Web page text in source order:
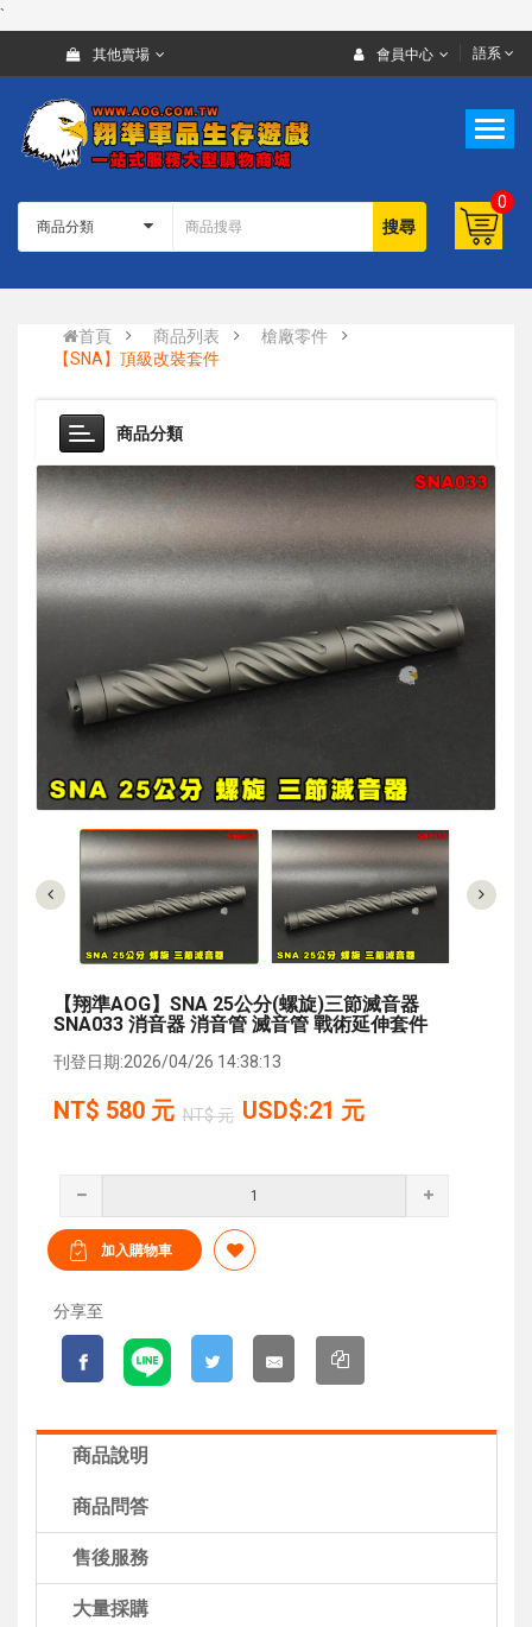
`
其他賣場 會員中心 語系
搜尋
0
首頁 商品列表
槍廠零件
【SNA】頂級改裝套件
商品分類
【翔準AOG】SNA 25公分(螺旋)三節滅音器
SNA033 消音器 消音管 滅音管 戰術延伸套件
刊登日期:2026/04/26 14:38:13
NT$ 580 元 NT$ 元 USD$:21 元
分享至
商品說明
商品問答
售後服務
大量採購